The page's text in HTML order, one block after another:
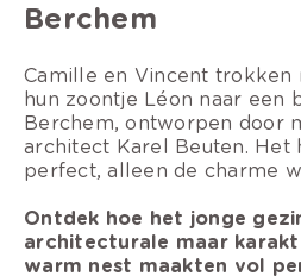
Berchem
Camille en Vincent trokken
hun zoontje Léon naar een
Berchem, ontworpen door
architect Karel Beuten. Het
perfect, alleen de charme
Ontdek hoe het jonge
architecturale maar
warm nest maakten vol